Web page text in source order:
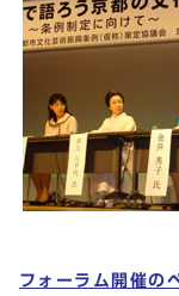
フォーラム開催の